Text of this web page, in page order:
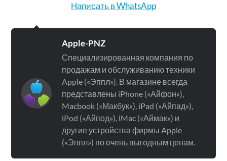
Написать в WhatsApp
Apple-PNZ
Специализированная компания по
продажам и обслуживанию техники
Apple («Эппл»). В магазине всегда
представлены iPhone («Айфон»),
Macbook («Макбук»), iPad («Айпад»),
iPod («Айпод»), iMac («Аймак») и
другие устройства фирмы Apple
(«Эппл») по очень выгодным ценам.